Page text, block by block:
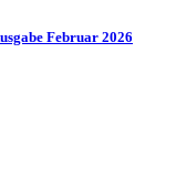
Februar 2026